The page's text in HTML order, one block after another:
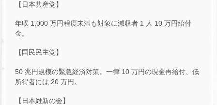
【日本共産党】
年収 1,000 万円程度未満も対象に減収者 1 人 10 万円給付
金。
【国民民主党】
50 兆円規模の緊急経済対策。一律 10 万円の現金再給付、低
所得者には 20 万円。
【日本維新の会】